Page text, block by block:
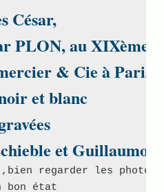
César,
PLON, au XIXème
& Cie à Paris
et blanc
,bien regarder les
bon état